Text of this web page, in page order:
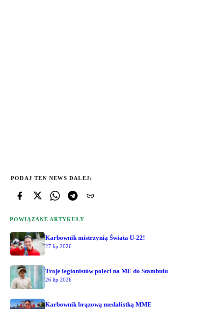
PODAJ TEN NEWS DALEJ:
POWIĄZANE ARTYKUŁY
Karbownik mistrzynią Świata U-22!
27 lip 2026
Troje legionistów poleci na ME do Stambułu
26 lip 2026
Karbownik brązową medalistką MME